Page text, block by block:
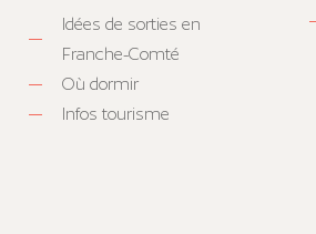
Idées de sorties en
Franche-Comté
Où dormir
Infos tourisme